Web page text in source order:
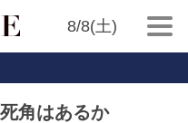
8/8(土)
角はあるか